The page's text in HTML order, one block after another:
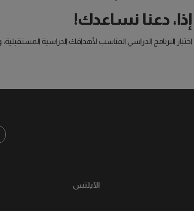
دعنا نساعدك!
الدراسي المناسب لأهدافك الدراسية
الآيلتس